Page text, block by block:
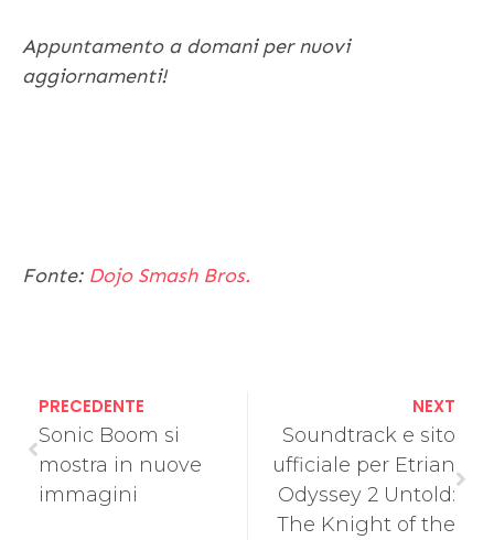
Appuntamento a domani per nuovi
aggiornamenti!
Fonte: Dojo Smash Bros.
PRECEDENTE
Sonic Boom si
mostra in nuove
immagini
NEXT
Soundtrack e sito
ufficiale per Etrian
Odyssey 2 Untold:
The Knight of the